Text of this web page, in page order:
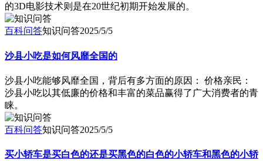
的3D电影技术则是在20世纪初期开始发展的。
百科问答知识问答2025/5/5
沙县小吃是如何风靡全国的
沙县小吃能够风靡全国，背后有多方面的原因： 价格亲民：
沙县小吃以其低廉的价格和丰富的菜品赢得了广大消费者的青
睐。
百科问答知识问答2025/5/5
买小轿车是买白色的还是买黑色的白色的小轿车和黑色的小轿